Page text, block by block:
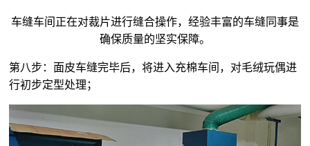
车缝车间正在对裁片进行缝合操作，经验丰富的车缝同事是
确保质量的坚实保障。
第八步：面皮车缝完毕后，将进入充棉车间，对毛绒玩偶进
行初步定型处理；